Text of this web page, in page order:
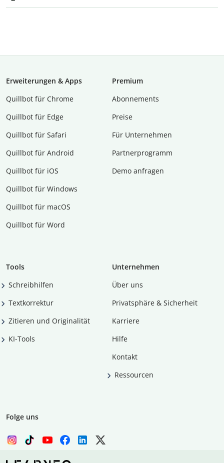
Erweiterungen & Apps
Quillbot für Chrome
Quillbot für Edge
Quillbot für Safari
Quillbot für Android
Quillbot für iOS
Quillbot für Windows
Quillbot für macOS
Quillbot für Word
Premium
Abon­ne­ments
Preise
Für Unternehmen
Partnerprogramm
Demo anfragen
Tools
Schreibhilfen
Textkorrektur
Zitieren und Originalität
KI-Tools
Unternehmen
Über uns
Privatsphäre & Sicherheit
Karriere
Hilfe
Kontakt
Ressourcen
Folge uns